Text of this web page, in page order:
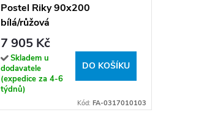
Postel Riky 90x200
bílá/růžová
7 905 Kč
Skladem u
dodavatele
(expedice za 4-6
týdnů)
DO KOŠÍKU
Kód: FA-0317010103